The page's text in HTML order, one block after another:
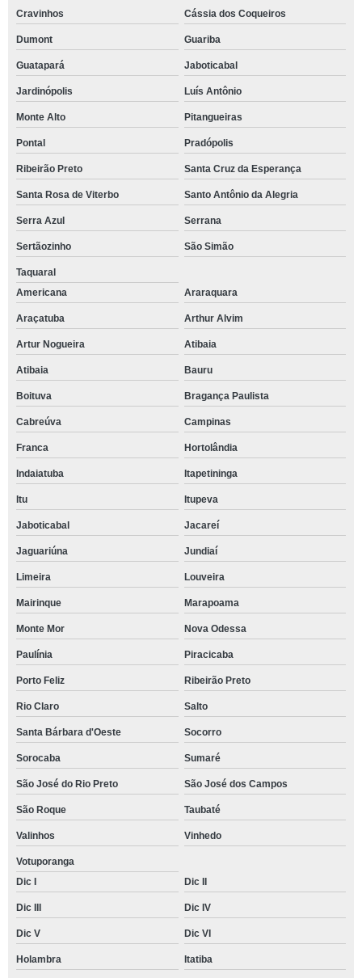
Cravinhos Cássia dos Coqueiros
Dumont Guariba
Guatapará Jaboticabal
Jardinópolis Luís Antônio
Monte Alto Pitangueiras
Pontal Pradópolis
Ribeirão Preto Santa Cruz da Esperança
Santa Rosa de Viterbo Santo Antônio da Alegria
Serra Azul Serrana
Sertãozinho São Simão
Taquaral
Americana
Araraquara
Araçatuba Arthur Alvim
Artur Nogueira Atibaia
Atibaia Bauru
Boituva Bragança Paulista
Cabreúva Campinas
Franca Hortolândia
Indaiatuba Itapetininga
Itu Itupeva
Jaboticabal Jacareí
Jaguariúna Jundiaí
Limeira Louveira
Mairinque Marapoama
Monte Mor Nova Odessa
Paulínia Piracicaba
Porto Feliz Ribeirão Preto
Rio Claro Salto
Santa Bárbara d'Oeste Socorro
Sorocaba Sumaré
São José do Rio Preto São José dos Campos
São Roque Taubaté
Valinhos Vinhedo
Votuporanga
Dic I
Dic II
Dic III Dic IV
Dic V Dic VI
Holambra Itatiba